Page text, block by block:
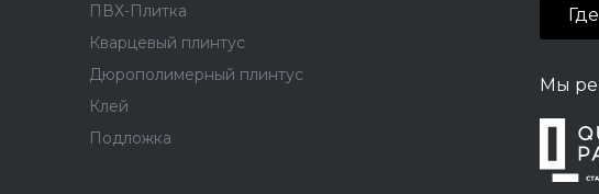
ПВХ-Плитка
Кварцевый плинтус
Дюрополимерный плинтус
Клей
Подложка
Мы